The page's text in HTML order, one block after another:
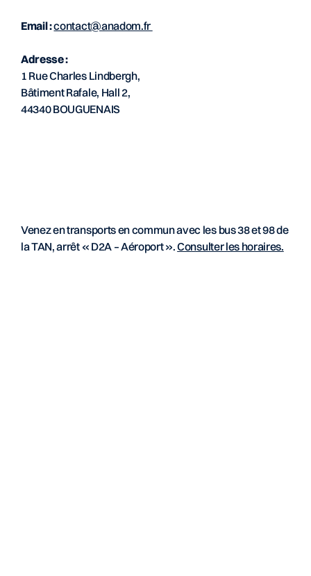
Email :contact@anadom.fr
Adresse :
1 Rue Charles Lindbergh,
Bâtiment Rafale, Hall 2,
44340 BOUGUENAIS
Venez en transports en commun avec les bus 38 et 98 de
la TAN, arrêt « D2A – Aéroport ».Consulter les horaires.